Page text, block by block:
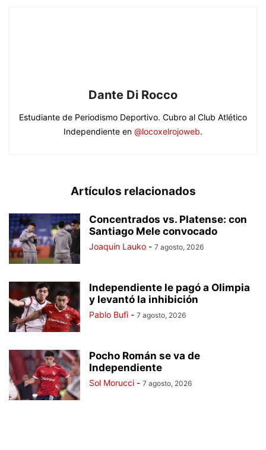
Dante Di Rocco
Estudiante de Periodismo Deportivo. Cubro al Club Atlético
Independiente en @locoxelrojoweb.
Artículos relacionados
Concentrados vs. Platense: con
Santiago Mele convocado
Joaquin Lauko - 7 agosto, 2026
Independiente le pagó a Olimpia
y levantó la inhibición
Pablo Bufi - 7 agosto, 2026
Pocho Román se va de
Independiente
Sol Morucci - 7 agosto, 2026